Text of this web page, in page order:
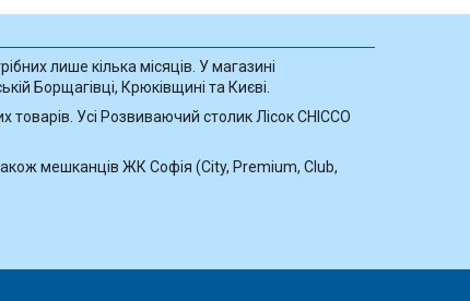
лише кілька місяців. У магазині
Борщагівці, Крюківщині та Києві.
Усі Розвиваючий столик Лісок CHICCO
мешканців ЖК Софія (City, Premium, Club,